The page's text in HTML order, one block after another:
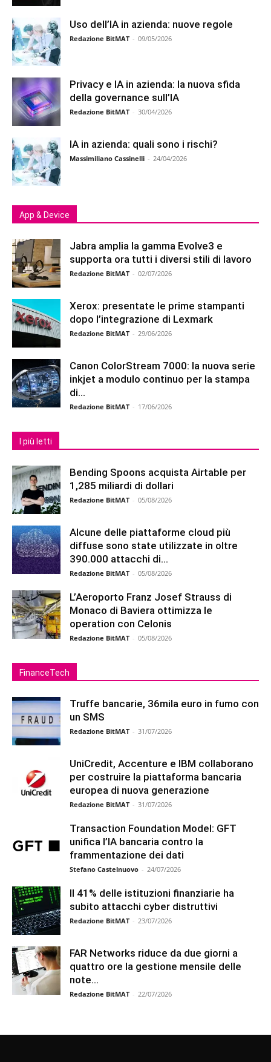
Uso dell’IA in azienda: nuove regole
Redazione BitMAT - 09/05/2026
Privacy e IA in azienda: la nuova sfida
della governance sull’IA
Redazione BitMAT - 30/04/2026
IA in azienda: quali sono i rischi?
Massimiliano Cassinelli - 24/04/2026
App & Device
Jabra amplia la gamma Evolve3 e
supporta ora tutti i diversi stili di lavoro
Redazione BitMAT - 02/07/2026
Xerox: presentate le prime stampanti
dopo l’integrazione di Lexmark
Redazione BitMAT - 29/06/2026
Canon ColorStream 7000: la nuova serie
inkjet a modulo continuo per la stampa
di...
Redazione BitMAT - 17/06/2026
I più letti
Bending Spoons acquista Airtable per
1,285 miliardi di dollari
Redazione BitMAT - 05/08/2026
Alcune delle piattaforme cloud più
diffuse sono state utilizzate in oltre
390.000 attacchi di...
Redazione BitMAT - 05/08/2026
L’Aeroporto Franz Josef Strauss di
Monaco di Baviera ottimizza le
operation con Celonis
Redazione BitMAT - 05/08/2026
FinanceTech
Truffe bancarie, 36mila euro in fumo con
un SMS
Redazione BitMAT - 31/07/2026
UniCredit, Accenture e IBM collaborano
per costruire la piattaforma bancaria
europea di nuova generazione
Redazione BitMAT - 31/07/2026
Transaction Foundation Model: GFT
unifica l’IA bancaria contro la
frammentazione dei dati
Stefano Castelnuovo - 24/07/2026
Il 41% delle istituzioni finanziarie ha
subito attacchi cyber distruttivi
Redazione BitMAT - 23/07/2026
FAR Networks riduce da due giorni a
quattro ore la gestione mensile delle
note...
Redazione BitMAT - 22/07/2026